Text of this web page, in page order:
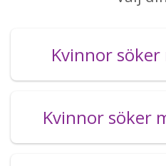
Kvinnor
Kvinnor söker